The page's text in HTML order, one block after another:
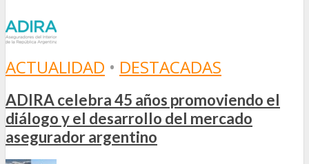
ACTUALIDAD • DESTACADAS
ADIRA celebra 45 años promoviendo el
diálogo y el desarrollo del mercado
asegurador argentino